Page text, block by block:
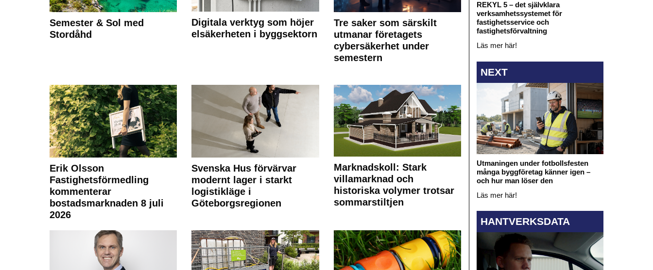
Semester & Sol med
Stordåhd
Digitala verktyg som höjer
elsäkerheten i byggsektorn
Tre saker som särskilt
utmanar företagets
cybersäkerhet under
semestern
Erik Olsson
Fastighetsförmedling
kommenterar
bostadsmarknaden 8 juli
2026
Svenska Hus förvärvar
modernt lager i starkt
logistikläge i
Göteborgsregionen
Marknadskoll: Stark
villamarknad och
historiska volymer trotsar
sommarstiltjen
REKYL 5 – det självklara
verksamhetssystemet för
fastighetsservice och
fastighetsförvaltning
Läs mer här!
NEXT
Utmaningen under fotbollsfesten
många byggföretag känner igen –
och hur man löser den
Läs mer här!
HANTVERKSDATA